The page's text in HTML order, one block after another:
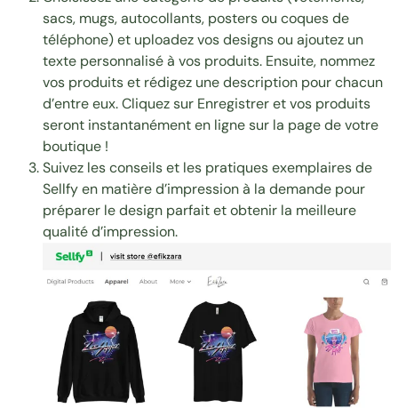
sacs, mugs, autocollants, posters ou coques de
téléphone) et uploadez vos designs ou ajoutez un
texte personnalisé à vos produits. Ensuite, nommez
vos produits et rédigez une description pour chacun
d’entre eux. Cliquez sur Enregistrer et vos produits
seront instantanément en ligne sur la page de votre
boutique !
Suivez lesconseils et les pratiques exemplairesde
Sellfy en matière d’impression à la demande pour
préparer le design parfait et obtenir la meilleure
qualité d’impression.